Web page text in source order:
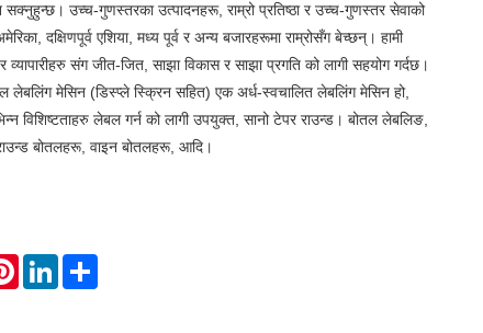
उच्च-गुणस्तरका उत्पादनहरू, राम्रो प्रतिष्ठा र उच्च-गुणस्तर सेवाको
दक्षिणपूर्व एशिया, मध्य पूर्व र अन्य बजारहरूमा राम्रोसँग बेच्छन्। हामी
व्यापारीहरु संग जीत-जित, साझा विकास र साझा प्रगति को लागी सहयोग गर्दछ।
लेबलिंग मेसिन (डिस्प्ले स्क्रिन सहित) एक अर्ध-स्वचालित लेबलिंग मेसिन हो,
विशिष्टताहरु लेबल गर्न को लागी उपयुक्त, सानो टेपर राउन्ड। बोतल लेबलिङ,
बोतलहरू, वाइन बोतलहरू, आदि।
PinterestLinkedIn